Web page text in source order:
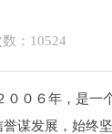
：10524
００６年，是
谋发展，始终